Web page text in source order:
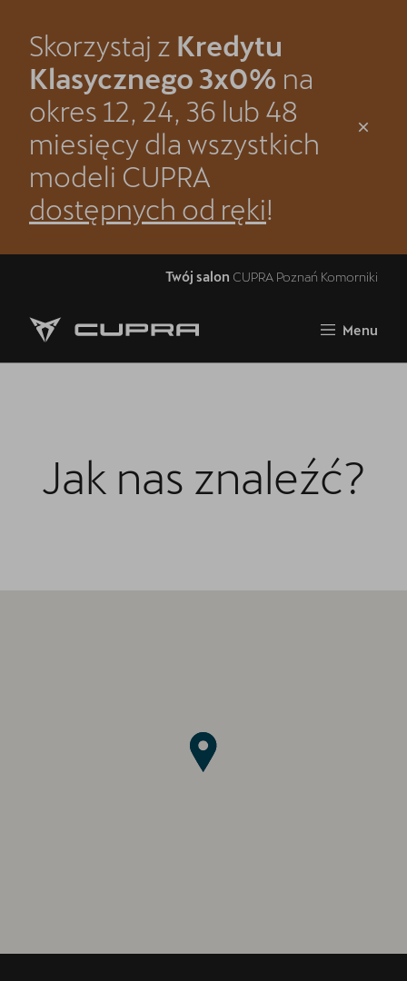
Skorzystaj z Kredytu
Klasycznego 3x0% na
okres 12, 24, 36 lub 48
miesięcy dla wszystkich
modeli CUPRA
dostępnych od ręki!
Twój salon CUPRA Poznań Komorniki
Menu
Strona główna
Kredyt Klasyczny 3x0% - dowiedz się więcej
CUPRA Raval
CUPRA Formentor VZ5
Samochody nowe
OTOMOTO
Samochody używane
Aktualności ze świata CUPRY
Jak nas znaleźć?